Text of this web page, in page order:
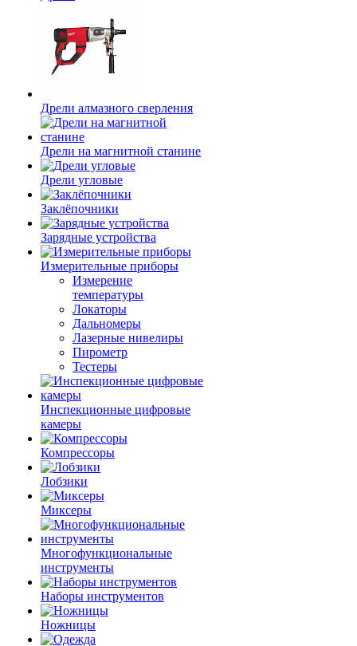
Дрели алмазного сверления
Дрели на магнитной станине
Дрели угловые
Заклёпочники
Зарядные устройства
Измерительные приборы
Измерение
температуры
Локаторы
Дальномеры
Лазерные нивелиры
Пирометр
Тестеры
Инспекционные цифровые
камеры
Компрессоры
Лобзики
Миксеры
Многофункциональные
инструменты
Наборы инструментов
Ножницы